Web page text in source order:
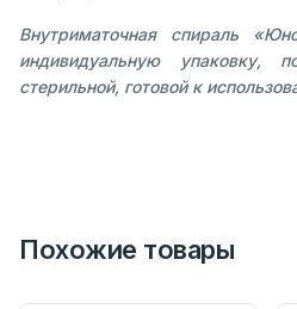
Внутриматочная спираль
индивидуальную упаковку,
стерильной, готовой к
Похожие товары